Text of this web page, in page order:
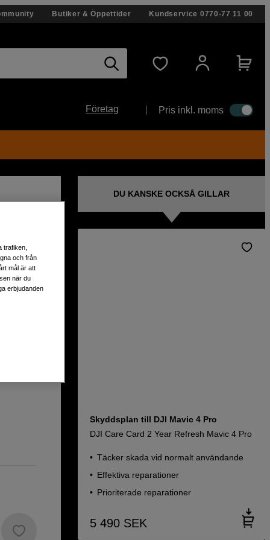
Butiker & Öppettider Kundservice 0770-77 11 00
Företag Pris inkl. moms
DU KANSKE OCKSÅ GILLAR
Skyddsplan till DJI Mavic 4 Pro
DJI Care Card 2 Year Refresh Mavic 4 Pro
Täcker skada vid normalt användande
Effektiva reparationer
Prioriterade reparationer
5 490 SEK
trafiken,
och från
mål är att
när du
erbjudanden